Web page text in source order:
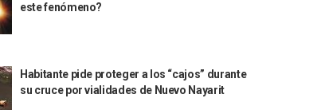
este fenómeno?
Habitante pide proteger a los “cajos” durante
su cruce por vialidades de Nuevo Nayarit